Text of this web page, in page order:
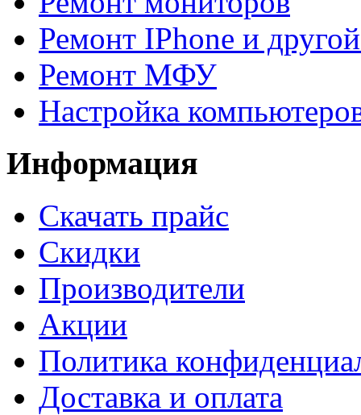
Ремонт IPhone и
Ремонт МФУ
Настройка
Информация
Cкачать прайс
Скидки
Производители
Акции
Политика
Доставка и оплата